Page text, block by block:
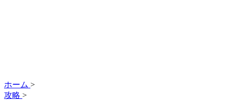
ホーム >
攻略 >